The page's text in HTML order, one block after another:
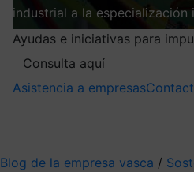
industrial a la especialización
Ayudas e iniciativas para
Consulta aquí
Asistencia a empresas
Blog de la empresa vasca /